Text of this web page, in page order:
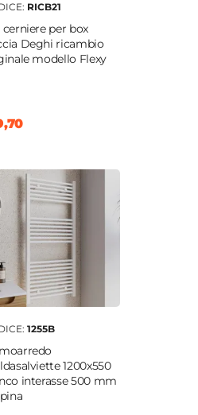
RICB21
cerniere per box
Deghi ricambio
modello Flexy
1255B
1200x550
interasse 500 mm